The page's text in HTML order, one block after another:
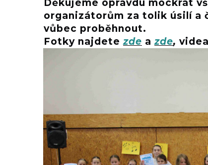
Děkujeme opravdu mockrát
organizátorům za tolik úsilí a
vůbec proběhnout.
Fotky najdetezde azde,